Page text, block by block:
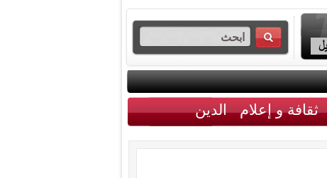
ثقافة و إعلام الدين